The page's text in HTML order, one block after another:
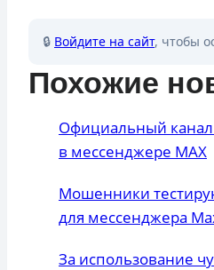
🔒 Войдите на сайт, чтобы
Похожие
Официальный
в мессенджере MAX
Мошенники
для мессенджера
За использование